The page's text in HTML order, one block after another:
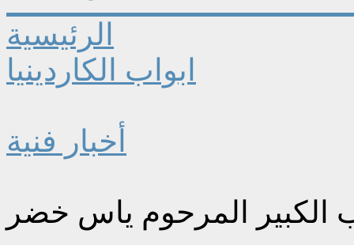
الرئيسية
ابواب الكاردينيا
أخبار فنية
الكبير المرحوم ياس خضر